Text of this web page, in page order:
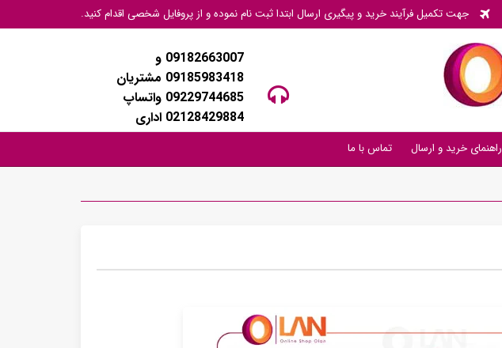
جهت تکمیل فرآیند خرید و پیگیری ارسال ابتدا ثبت نام نموده و از پروفایل شخصی اقدام کنید.
09182663007 و
09185983418 مشتریان
09229744685 واتساپ
02128429884 اداری
راهنمای خرید و ارسال تماس با ما